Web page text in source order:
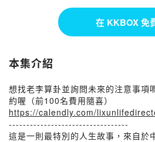
在 KKBOX 免
本集介紹
想找老李算卦並詢問未來的注意事項
約喔（前100名費用隨喜）
https://calendly.com/
----------------------------------
這是一則最特別的人生故事，來自於